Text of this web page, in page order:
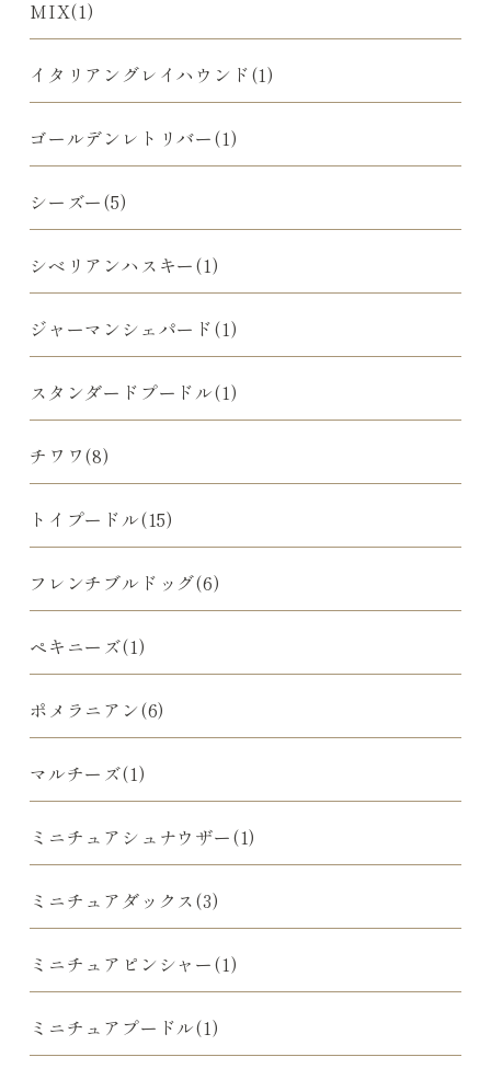
MIX(1)
イタリアングレイハウンド(1)
ゴールデンレトリバー(1)
シーズー(5)
シベリアンハスキー(1)
ジャーマンシェパード(1)
スタンダードプードル(1)
チワワ(8)
トイプードル(15)
フレンチブルドッグ(6)
ペキニーズ(1)
ポメラニアン(6)
マルチーズ(1)
ミニチュアシュナウザー(1)
ミニチュアダックス(3)
ミニチュアピンシャー(1)
ミニチュアプードル(1)